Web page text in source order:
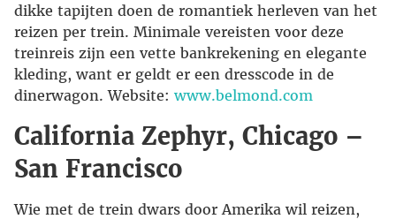
dikke tapijten doen de romantiek herleven van het
reizen per trein. Minimale vereisten voor deze
treinreis zijn een vette bankrekening en elegante
kleding, want er geldt er een dresscode in de
dinerwagon. Website: www.belmond.com
California Zephyr, Chicago –
San Francisco
Wie met de trein dwars door Amerika wil reizen,